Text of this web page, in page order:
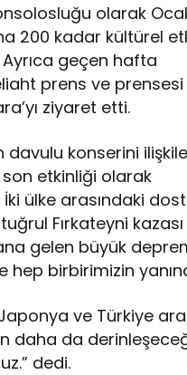
olarak
200 kadar kültürel
geçen hafta
prens ve
ziyaret etti.
konserini
etkinliği olarak
ülke arasındaki
Fırkateyni
gelen büyük
hep birbirimizin
ve Türkiye
daha da
dedi.